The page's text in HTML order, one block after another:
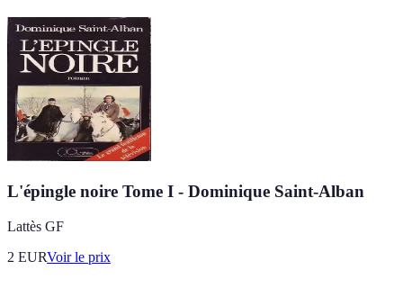
L'épingle noire Tome I - Dominique Saint-Alban
Lattès GF
2 EURVoir le prix